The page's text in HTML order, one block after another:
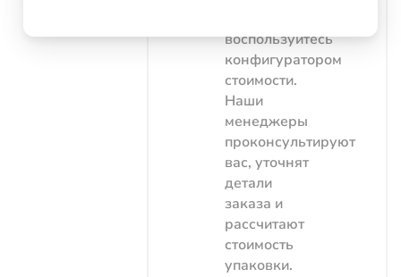
воспользуйтесь
конфигуратором
стоимости.
Наши
менеджеры
проконсультируют
вас, уточнят
детали
заказа и
рассчитают
стоимость
упаковки.